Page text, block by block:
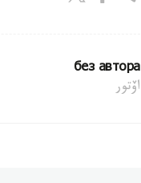
без автора
اۆتور